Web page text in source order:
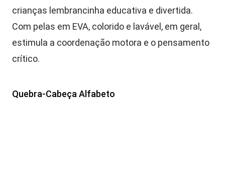
crianças lembrancinha educativa e divertida.
Com pelas em EVA, colorido e lavável, em geral,
estimula a coordenação motora e o pensamento
crítico.
Quebra-Cabeça Alfabeto